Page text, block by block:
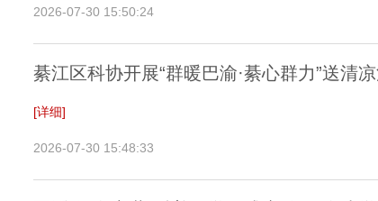
2026-07-30 15:50:24
綦江区科协开展“群暖巴渝·綦心群力”送清
[详细]
2026-07-30 15:48:33